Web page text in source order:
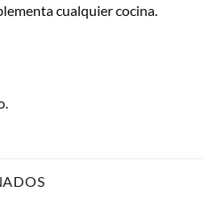
cualquier cocina.